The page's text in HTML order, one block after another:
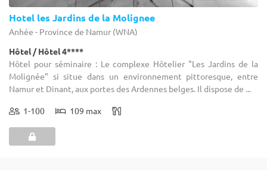
Hotel les Jardins de la Molignee
Anhée - Province de Namur (WNA)
Hôtel / Hôtel 4****
Hôtel pour séminaire : Le complexe Hôtelier "Les Jardins de la
Molignée" si situe dans un environnement pittoresque, entre
Namur et Dinant, aux portes des Ardennes belges. Il dispose de ...
1-100 109 max